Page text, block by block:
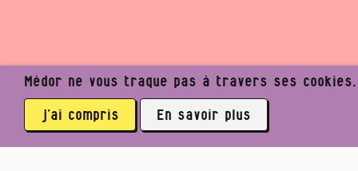
Un
Médor ne vous traque pas à travers ses
j’ai compris En savoir plus